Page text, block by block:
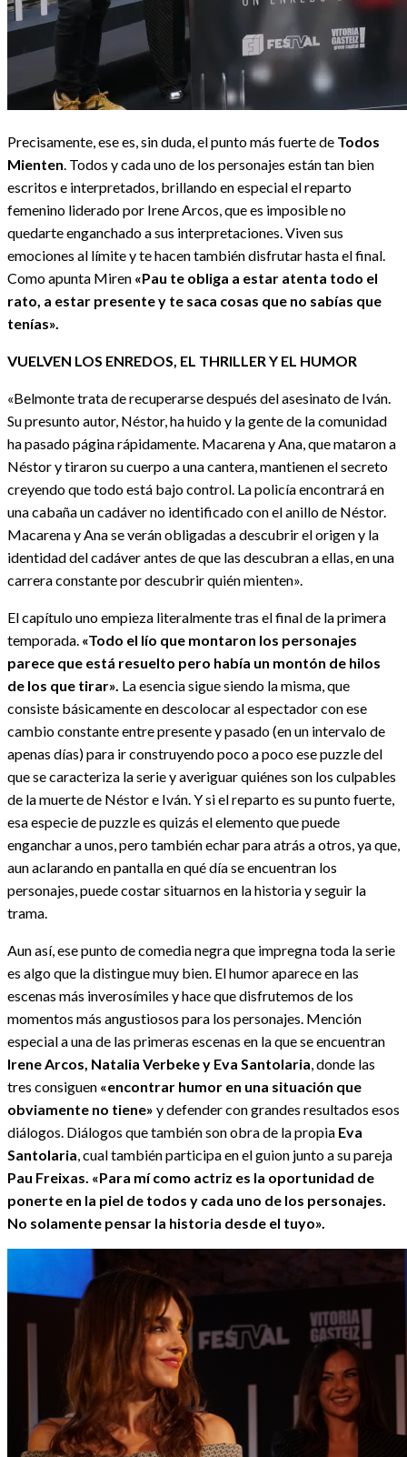
Precisamente, ese es, sin duda, el punto más fuerte de Todos
Mienten. Todos y cada uno de los personajes están tan bien
escritos e interpretados, brillando en especial el reparto
femenino liderado por Irene Arcos, que es imposible no
quedarte enganchado a sus interpretaciones. Viven sus
emociones al límite y te hacen también disfrutar hasta el final.
Como apunta Miren «Pau te obliga a estar atenta todo el
rato, a estar presente y te saca cosas que no sabías que
tenías».
VUELVEN LOS ENREDOS, EL THRILLER Y EL HUMOR
«Belmonte trata de recuperarse después del asesinato de Iván.
Su presunto autor, Néstor, ha huido y la gente de la comunidad
ha pasado página rápidamente. Macarena y Ana, que mataron a
Néstor y tiraron su cuerpo a una cantera, mantienen el secreto
creyendo que todo está bajo control. La policía encontrará en
una cabaña un cadáver no identificado con el anillo de Néstor.
Macarena y Ana se verán obligadas a descubrir el origen y la
identidad del cadáver antes de que las descubran a ellas, en una
carrera constante por descubrir quién mienten».
El capítulo uno empieza literalmente tras el final de la primera
temporada. «Todo el lío que montaron los personajes
parece que está resuelto pero había un montón de hilos
de los que tirar». La esencia sigue siendo la misma, que
consiste básicamente en descolocar al espectador con ese
cambio constante entre presente y pasado (en un intervalo de
apenas días) para ir construyendo poco a poco ese puzzle del
que se caracteriza la serie y averiguar quiénes son los culpables
de la muerte de Néstor e Iván. Y si el reparto es su punto fuerte,
esa especie de puzzle es quizás el elemento que puede
enganchar a unos, pero también echar para atrás a otros, ya que,
aun aclarando en pantalla en qué día se encuentran los
personajes, puede costar situarnos en la historia y seguir la
trama.
Aun así, ese punto de comedia negra que impregna toda la serie
es algo que la distingue muy bien. El humor aparece en las
escenas más inverosímiles y hace que disfrutemos de los
momentos más angustiosos para los personajes. Mención
especial a una de las primeras escenas en la que se encuentran
Irene Arcos, Natalia Verbeke y Eva Santolaria, donde las
tres consiguen «encontrar humor en una situación que
obviamente no tiene» y defender con grandes resultados esos
diálogos. Diálogos que también son obra de la propia Eva
Santolaria, cual también participa en el guion junto a su pareja
Pau Freixas. «Para mí como actriz es la oportunidad de
ponerte en la piel de todos y cada uno de los personajes.
No solamente pensar la historia desde el tuyo».